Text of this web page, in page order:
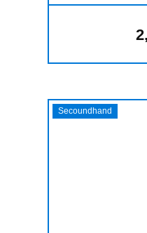
Secoundhand